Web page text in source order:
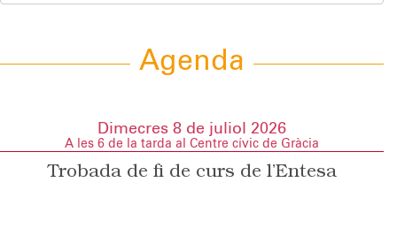
Agenda
Dimecres 8 de juliol 2026
A les 6 de la tarda al Centre cívic de Gràcia
Trobada de fi de curs de l’Entesa